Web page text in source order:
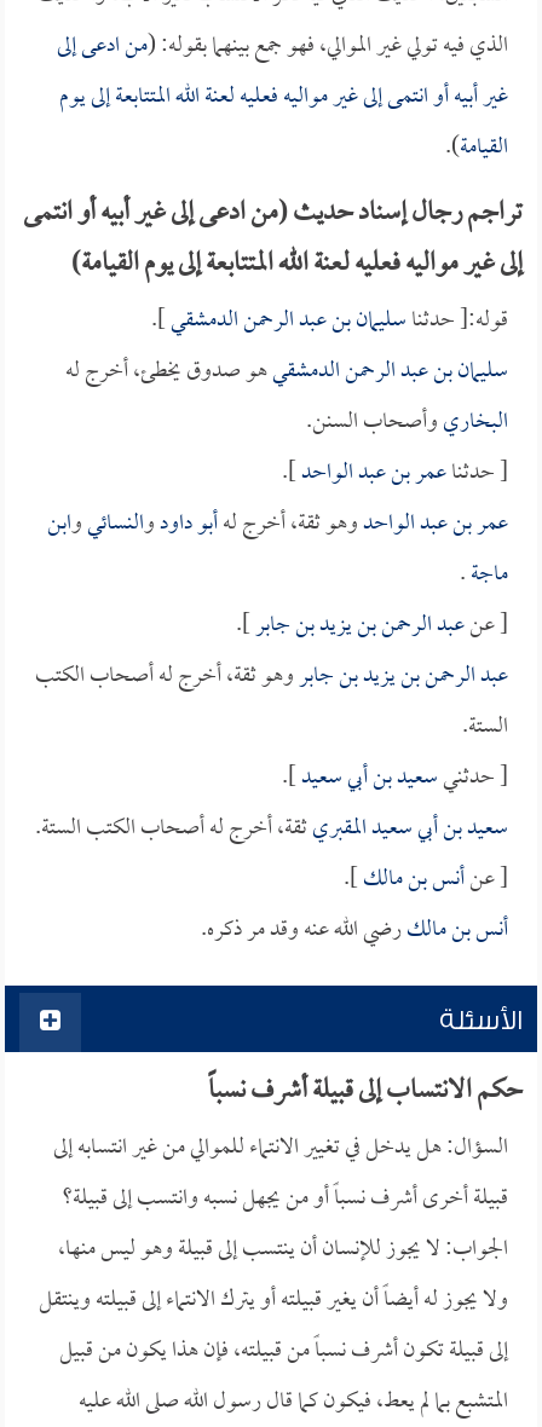
الذي فيه تولي غير الموالي، فهو جمع بينهما بقوله: (من ادعى إلى
غير أبيه أو انتمى إلى غير مواليه فعليه لعنة الله المتتابعة إلى يوم
القيامة).
تراجم رجال إسناد حديث (من ادعى إلى غير أبيه أو انتمى
إلى غير مواليه فعليه لعنة الله المتتابعة إلى يوم القيامة)
قوله:[ حدثناسليمان بن عبد الرحمن الدمشقي].
سليمان بن عبد الرحمن الدمشقيهو صدوق يخطئ، أخرج له
البخاريوأصحاب السنن.
[ حدثناعمر بن عبد الواحد].
عمر بن عبد الواحدوهو ثقة، أخرج لهأبو داودوالنسائيوابن
ماجة.
[ عنعبد الرحمن بن يزيد بن جابر].
عبد الرحمن بن يزيد بن جابروهو ثقة، أخرج له أصحاب الكتب
الستة.
[ حدثنيسعيد بن أبي سعيد].
سعيد بن أبي سعيد المقبريثقة، أخرج له أصحاب الكتب الستة.
[ عنأنس بن مالك].
أنس بن مالكرضي الله عنه وقد مر ذكره.
الأسئلة
حكم الانتساب إلى قبيلة أشرف نسباً
السؤال: هل يدخل في تغيير الانتماء للموالي من غير انتسابه إلى
قبيلة أخرى أشرف نسباً أو من يجهل نسبه وانتسب إلى قبيلة؟
الجواب: لا يجوز للإنسان أن ينتسب إلى قبيلة وهو ليس منها،
ولا يجوز له أيضاً أن يغير قبيلته أو يترك الانتماء إلى قبيلته وينتقل
إلى قبيلة تكون أشرف نسباً من قبيلته، فإن هذا يكون من قبيل
المتشبع بما لم يعط، فيكون كما قال رسول الله صلى الله عليه